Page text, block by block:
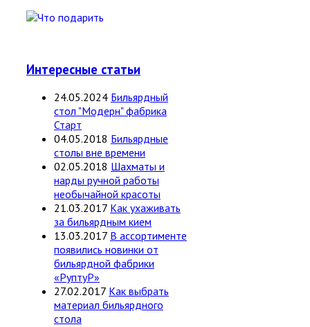
Интересные статьи
24.05.2024 Бильярдный
стол "Модерн" фабрика
Старт
04.05.2018 Бильярдные
столы вне времени
02.05.2018 Шахматы и
нарды ручной работы
необычайной красоты
21.03.2017 Как ухаживать
за бильярдным кием
13.03.2017 В ассортименте
появились новинки от
бильярдной фабрики
«РуптуР»
27.02.2017 Как выбрать
материал бильярдного
стола